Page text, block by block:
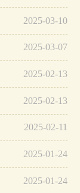
2025-03-10
2025-03-07
2025-02-13
2025-02-13
2025-02-11
2025-01-24
2025-01-24